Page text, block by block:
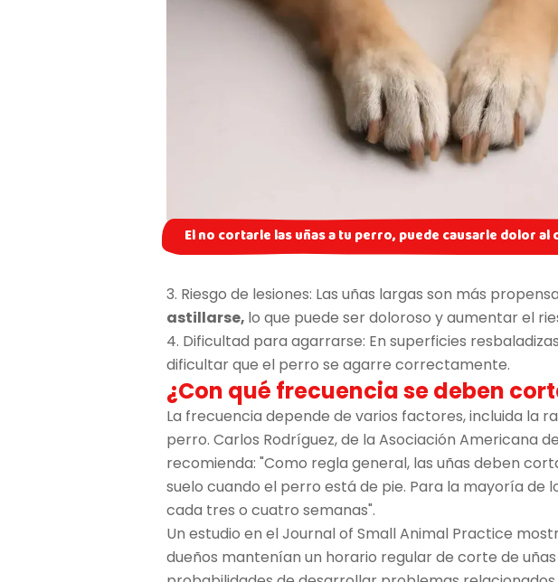
El no cortarle las uñas a tu perro, puede causarle dolor al
3. Riesgo de lesiones: Las uñas largas son más
astillarse, lo que puede ser doloroso y aumentar el
4. Dificultad para agarrarse: En superficies
dificultar que el perro se agarre correctamente.
¿Con qué frecuencia se deben
La frecuencia depende de varios factores, incluida la
perro. Carlos Rodríguez, de la Asociación Americana
recomienda: "Como regla general, las uñas deben
suelo cuando el perro está de pie. Para la mayoría de
cada tres o cuatro semanas".
Un estudio en el Journal of Small Animal Practice
dueños mantenían un horario regular de corte de